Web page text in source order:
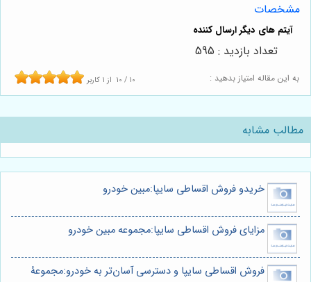
مشخصات
به این مقاله امتیاز بدهید : 10 / 10 از 1 کاربر
تعداد بازدید : 595
مطالب مشابه
خریدو فروش اقساطی سایپا:مبین خودرو
مزایای فروش اقساطی سایپا:مجموعه مبین خودرو
فروش اقساطی سایپا و دسترسی آسان‌تر به خودرو:مجموعۀ